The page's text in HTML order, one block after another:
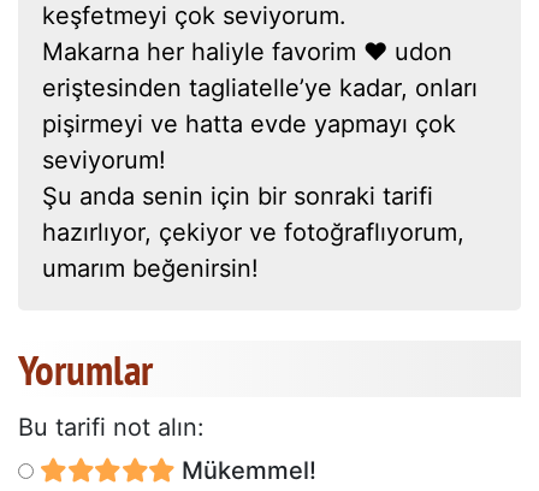
keşfetmeyi çok seviyorum.
Makarna her haliyle favorim ❤ udon
eriştesinden tagliatelle’ye kadar, onları
pişirmeyi ve hatta evde yapmayı çok
seviyorum!
Şu anda senin için bir sonraki tarifi
hazırlıyor, çekiyor ve fotoğraflıyorum,
umarım beğenirsin!
Yorumlar
Bu tarifi not alın:
Mükemmel!